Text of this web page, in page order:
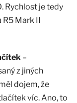
Rychlost je tedy
R5 Mark II
–
z jiných
dojem, že
víc. Ano, to